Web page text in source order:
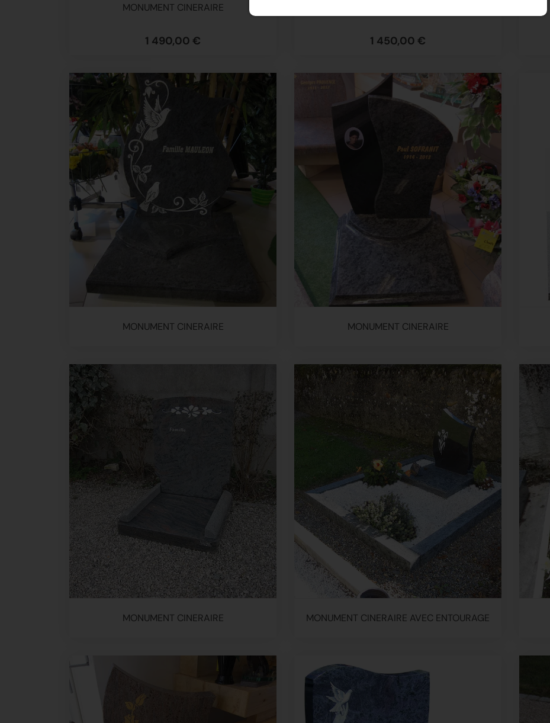
MONUMENT CINERAIRE
1 490,00 € 1 450,00 €
MONUMENT CINERAIRE MONUMENT CINERAIRE
MONUMENT CINERAIRE MONUMENT CINERAIRE AVEC ENTOURAGE